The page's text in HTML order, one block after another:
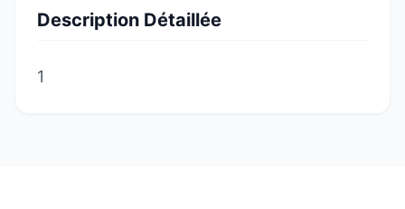
Description Détaillée
1